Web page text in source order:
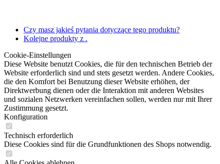
Czy masz jakieś pytania dotyczące tego produktu?
Kolejne produkty z .
Cookie-Einstellungen
Diese Website benutzt Cookies, die für den technischen Betrieb der
Website erforderlich sind und stets gesetzt werden. Andere Cookies,
die den Komfort bei Benutzung dieser Website erhöhen, der
Direktwerbung dienen oder die Interaktion mit anderen Websites
und sozialen Netzwerken vereinfachen sollen, werden nur mit Ihrer
Zustimmung gesetzt.
Konfiguration
Technisch erforderlich
Diese Cookies sind für die Grundfunktionen des Shops notwendig.